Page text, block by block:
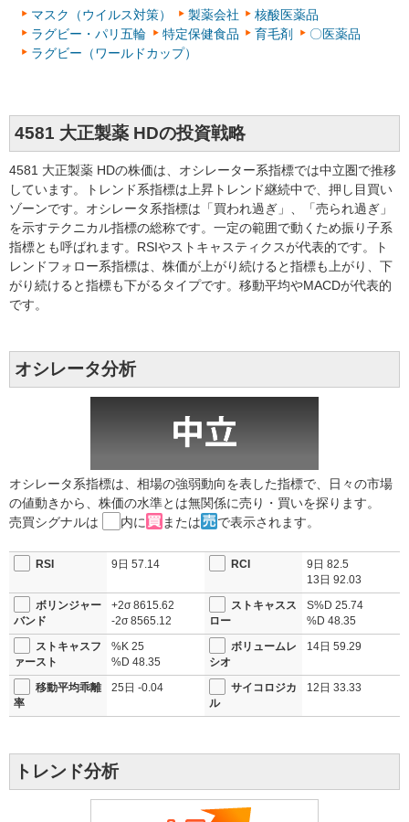
マスク（ウイルス対策） 製薬会社
核酸医薬品
ラグビー・パリ五輪
特定保健食品 育毛剤
〇医薬品
ラグビー（ワールドカップ）
4581 大正製薬 HDの投資戦略
4581 大正製薬 HDの株価は、オシレーター系指標では中立圏で推移
しています。トレンド系指標は上昇トレンド継続中で、押し目買い
ゾーンです。オシレータ系指標は「買われ過ぎ」、「売られ過ぎ」
を示すテクニカル指標の総称です。一定の範囲で動くため振り子系
指標とも呼ばれます。RSIやストキャスティクスが代表的です。ト
レンドフォロー系指標は、株価が上がり続けると指標も上がり、下
がり続けると指標も下がるタイプです。移動平均やMACDが代表的
です。
オシレータ分析
オシレータ系指標は、相場の強弱動向を表した指標で、日々の市場
の値動きから、株価の水準とは無関係に売り・買いを探ります。
売買シグナルは
内に または で表示されます。
RSI 9日 57.14 RCI 9日 82.5
13日 92.03
ボリンジャー
バンド
+2σ8615.62
-2σ8565.12
ストキャスス
ロー
S%D 25.74
%D 48.35
ストキャスフ
ァースト
%K 25
%D 48.35
ボリュームレ
シオ
14日 59.29
移動平均乖離
率
25日 -0.04
サイコロジカ
ル
12日 33.33
トレンド分析